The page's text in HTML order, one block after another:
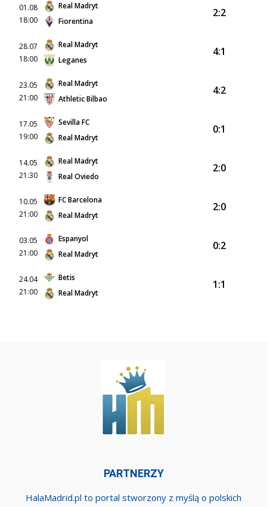
01.08
18:00
Real Madryt
Fiorentina
2:2
28.07
18:00
Real Madryt
Leganes
4:1
23.05
21:00
Real Madryt
Athletic Bilbao
4:2
17.05
19:00
Sevilla FC
Real Madryt
0:1
14.05
21:30
Real Madryt
Real Oviedo
2:0
10.05
21:00
FC Barcelona
Real Madryt
2:0
03.05
21:00
Espanyol
Real Madryt
0:2
24.04
21:00
Betis
Real Madryt
1:1
PARTNERZY
HalaMadrid.pl to portal stworzony z myślą o polskich